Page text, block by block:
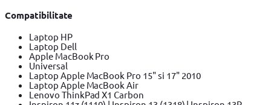
Compatibilitate
Laptop HP
Laptop Dell
Apple MacBook Pro
Universal
Laptop Apple MacBook Pro 15" si 17" 2010
Laptop Apple MacBook Air
Lenovo ThinkPad X1 Carbon